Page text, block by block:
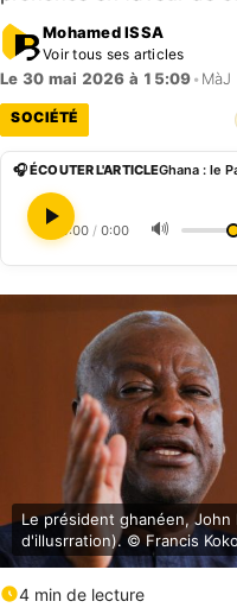
Mohamed ISSA
Voir tous ses articles
Le 30 mai 2026 à 15:09•
SOCIÉTÉ
🎧 ÉCOUTER L'ARTICLE
0:00 / 0:00 🔊
Le président ghanéen, John
d'illusrration). © Francis
4 min de lecture